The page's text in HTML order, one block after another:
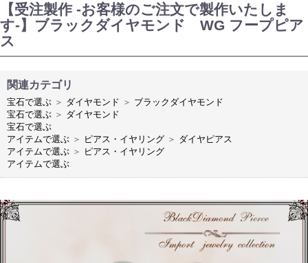
【受注製作 -お客様のご注文で製作いたしま
す-】ブラックダイヤモンド WG フープピア
ス
関連カテゴリ
宝石で選ぶ ＞ ダイヤモンド ＞ ブラックダイヤモンド
宝石で選ぶ ＞ ダイヤモンド
宝石で選ぶ
アイテムで選ぶ ＞ ピアス・イヤリング ＞ ダイヤピアス
アイテムで選ぶ ＞ ピアス・イヤリング
アイテムで選ぶ